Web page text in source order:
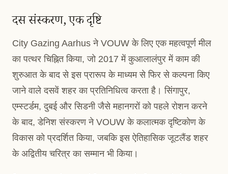
दस संस्करण, एक दृष्टि
City Gazing Aarhus ने VOUW के लिए एक महत्वपूर्ण मील
का पत्थर चिह्नित किया, जो 2017 में कुआलालंपुर में काम की
शुरुआत के बाद से इस प्रारूप के माध्यम से फिर से कल्पना किए
जाने वाले दसवें शहर का प्रतिनिधित्व करता है। सिंगापुर,
एम्स्टर्डम, दुबई और सिडनी जैसे महानगरों को पहले रोशन करने
के बाद, डेनिश संस्करण ने VOUW के कलात्मक दृष्टिकोण के
विकास को प्रदर्शित किया, जबकि इस ऐतिहासिक जूटलैंड शहर
के अद्वितीय चरित्र का सम्मान भी किया।